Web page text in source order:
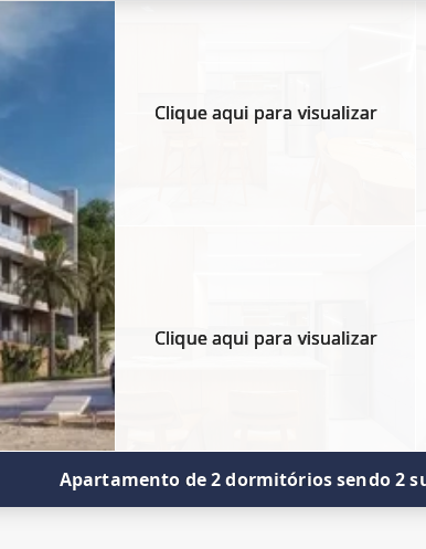
Clique aqui para visualizar
Clique aqui para visualizar
Apartamento de 2 dormitórios sendo 2